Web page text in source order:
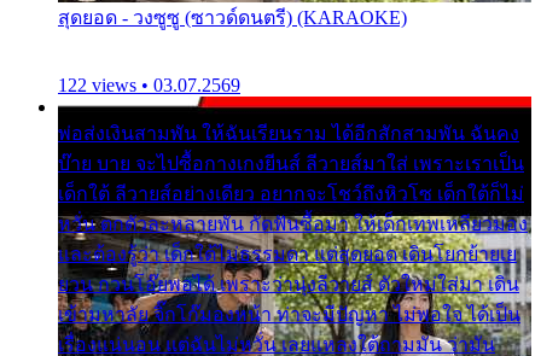
สุดยอด - วงซูซู (ซาวด์ดนตรี) (KARAOKE)
122 views • 03.07.2569
พ่อส่งเงินสามพัน ให้ฉันเรียนราม ได้อีกสักสามพัน ฉันคง
บ๊าย บาย จะไปซื้อกางเกงยีนส์ ลีวายส์มาใส่ เพราะเราเป็น
เด็กใต้ ลีวายส์อย่างเดียว อยากจะโชว์ถึงหิวโซ เด็กใต้ก็ไม่
หวั่น ตกตัวละหลายพัน กัดฟันซื้อมา ให้เด็กเทพเหลียวมอง
และต้องรู้ว่า เด็กใต้ไม่ธรรมดา แต่สุดยอด เดินโยกย้ายเย
ยวน กวนโอ๊ยพอได้ เพราะว่านุ่งลีวายส์ ตัวใหม่ใส่มา เดิน
เข้ามหาลัย จิ๊กโก๊มองหน้า ท่าจะมีปัญหา ไม่พอใจ ได้เป็น
เรื่องแน่นอน แต่ฉันไม่หวั่น เลยแหลงใต้ถามมัน ว่ามัน